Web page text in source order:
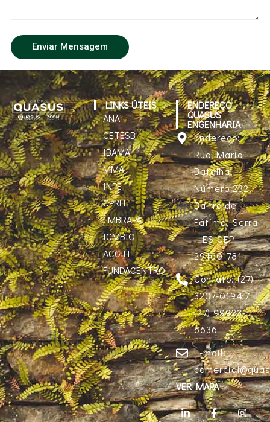
Enviar Mensagem
LINKS ÚTEIS
ANA
CETESB
IBAMA
MMA
INPE
CPRH
EMBRAPA
ICMBIO
ACGIH
FUNDACENTRO
ENDEREÇO
QUASUS
ENGENHARIA
Endereço:
Rua Mario
Batalha,
Número 232,
Bairro de
Fátima, Serra
- ES CEP
29160-781
Contato: (27)
3207-0194 /
(27) 99923-
6636
E-mail:
VER MAPA